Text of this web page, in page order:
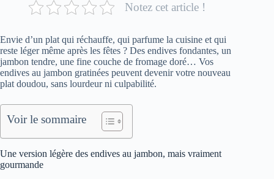
Notez cet article !
Envie d’un plat qui réchauffe, qui parfume la cuisine et qui
reste léger même après les fêtes ? Des endives fondantes, un
jambon tendre, une fine couche de fromage doré… Vos
endives au jambon gratinées peuvent devenir votre nouveau
plat doudou, sans lourdeur ni culpabilité.
Voir le sommaire
Une version légère des endives au jambon, mais vraiment
gourmande